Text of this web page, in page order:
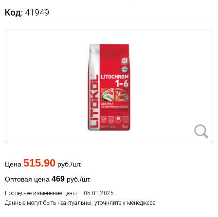
Код: 41949
Цена 515.90 руб./шт.
Оптовая цена 469 руб./шт.
Последнее изменение цены – 05.01.2025
Данные могут быть неактуальны, уточняйте у менеджера